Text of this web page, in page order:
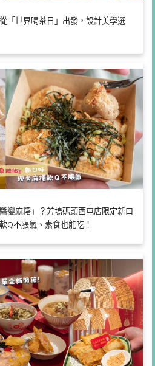
「世界喝茶日」出發，設計美學選
變麻糬」？芳塢碼頭西屯店限定新口
Q不脹氣、素食也能吃！